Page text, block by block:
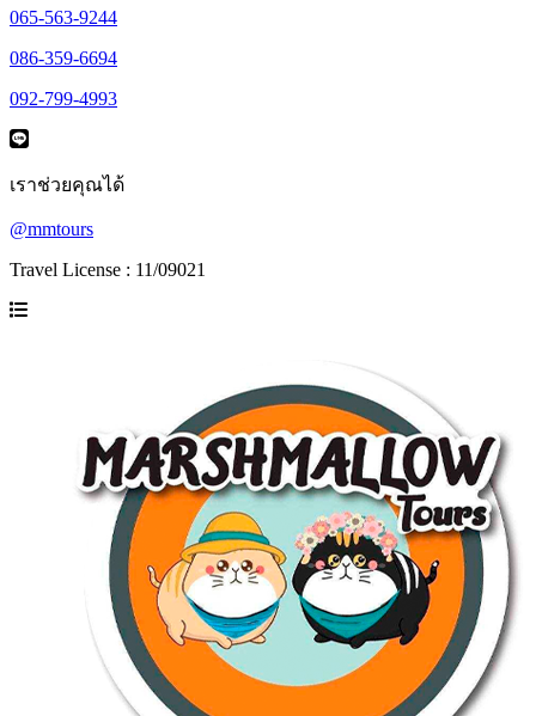
065-563-9244
086-359-6694
092-799-4993
เราช่วยคุณได้
@mmtours
Travel License : 11/09021